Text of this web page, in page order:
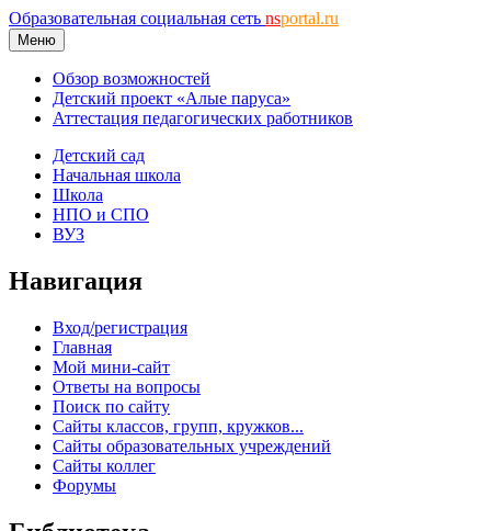
Образовательная социальная сеть nsportal.ru
Меню
Обзор возможностей
Детский проект «Алые паруса»
Аттестация педагогических работников
Детский сад
Начальная школа
Школа
НПО и СПО
ВУЗ
Навигация
Вход/регистрация
Главная
Мой мини-сайт
Ответы на вопросы
Поиск по сайту
Сайты классов, групп, кружков...
Сайты образовательных учреждений
Сайты коллег
Форумы